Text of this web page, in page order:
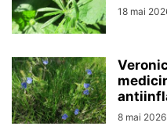
18 mai
8 mai 2026